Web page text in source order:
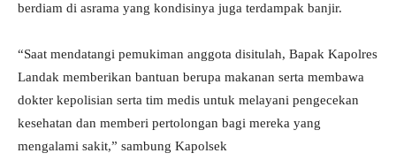
berdiam di asrama yang kondisinya juga terdampak banjir.
“Saat mendatangi pemukiman anggota disitulah, Bapak Kapolres
Landak memberikan bantuan berupa makanan serta membawa
dokter kepolisian serta tim medis untuk melayani pengecekan
kesehatan dan memberi pertolongan bagi mereka yang
mengalami sakit,” sambung Kapolsek